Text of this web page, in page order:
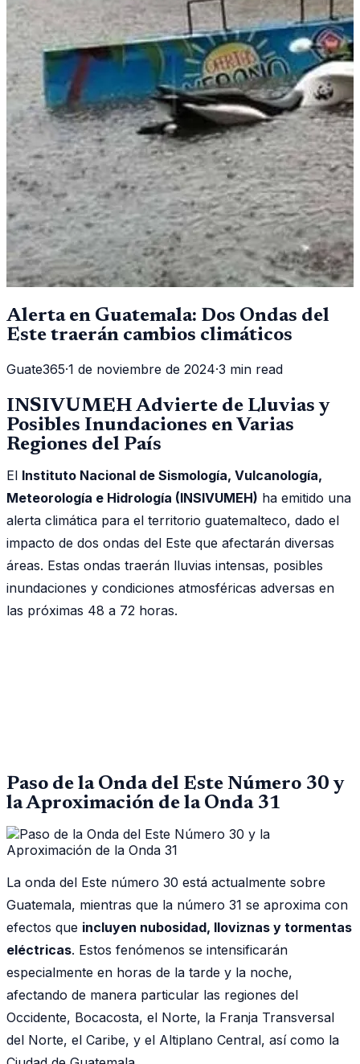
Alerta en Guatemala: Dos Ondas del
Este traerán cambios climáticos
Guate365·1 de noviembre de 2024·3 min read
INSIVUMEH Advierte de Lluvias y
Posibles Inundaciones en Varias
Regiones del País
El Instituto Nacional de Sismología, Vulcanología,
Meteorología e Hidrología (INSIVUMEH) ha emitido una
alerta climática para el territorio guatemalteco, dado el
impacto de dos ondas del Este que afectarán diversas
áreas. Estas ondas traerán lluvias intensas, posibles
inundaciones y condiciones atmosféricas adversas en
las próximas 48 a 72 horas.
Paso de la Onda del Este Número 30 y
la Aproximación de la Onda 31
La onda del Este número 30 está actualmente sobre
Guatemala, mientras que la número 31 se aproxima con
efectos que incluyen nubosidad, lloviznas y tormentas
eléctricas. Estos fenómenos se intensificarán
especialmente en horas de la tarde y la noche,
afectando de manera particular las regiones del
Occidente, Bocacosta, el Norte, la Franja Transversal
del Norte, el Caribe, y el Altiplano Central, así como la